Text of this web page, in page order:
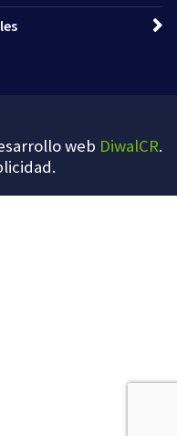
web DiwalCR.
.